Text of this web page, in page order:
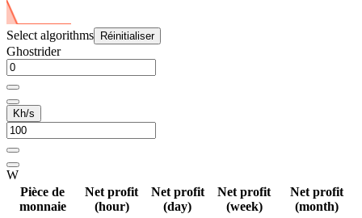
Select algorithms Réinitialiser
Ghostrider
Kh/s
W
Pièce de
monnaie
Net profit
(hour)
Net profit
(day)
Net profit
(week)
Net profit
(month)